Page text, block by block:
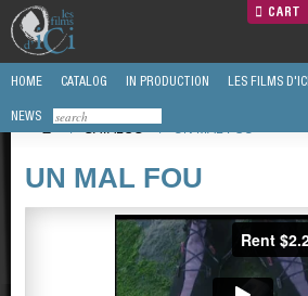
CART
HOME CATALOG IN PRODUCTION LES FILMS D'ICI
NEWS
/
CATALOG / UN MAL FOU
UN MAL FOU